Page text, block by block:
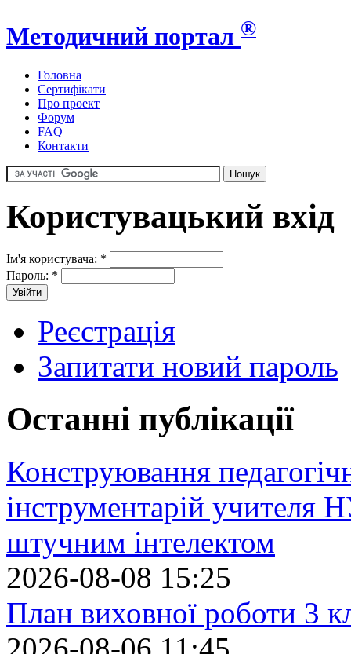
Методичний портал ®
Головна
Сертифікати
Про проект
Форум
FAQ
Контакти
Користувацький вхід
Ім'я користувача: *
Пароль: *
Реєстрація
Запитати новий пароль
Останні публікації
Конструювання
інструментарій учителя
штучним інтелектом
2026-08-08 15:25
План виховної роботи 3